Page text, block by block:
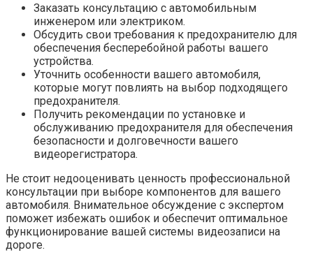
Заказать консультацию с автомобильным
инженером или электриком.
Обсудить свои требования к предохранителю для
обеспечения бесперебойной работы вашего
устройства.
Уточнить особенности вашего автомобиля,
которые могут повлиять на выбор подходящего
предохранителя.
Получить рекомендации по установке и
обслуживанию предохранителя для обеспечения
безопасности и долговечности вашего
видеорегистратора.
Не стоит недооценивать ценность профессиональной
консультации при выборе компонентов для вашего
автомобиля. Внимательное обсуждение с экспертом
поможет избежать ошибок и обеспечит оптимальное
функционирование вашей системы видеозаписи на
дороге.